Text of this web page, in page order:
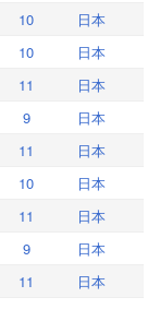
10
日本
10
日本
11
日本
9
日本
11
日本
10
日本
11
日本
9
日本
11 日本